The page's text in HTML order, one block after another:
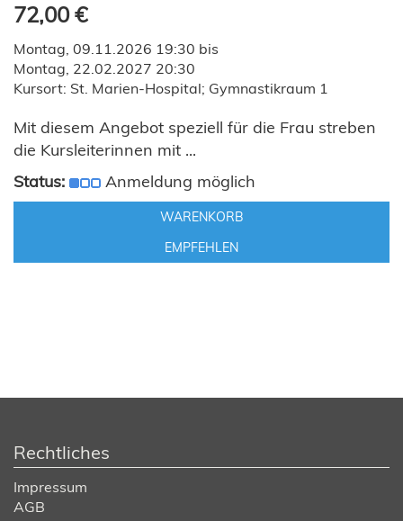
72,00 €
Montag, 09.11.2026 19:30 bis
Montag, 22.02.2027 20:30
Kursort: St. Marien-Hospital; Gymnastikraum 1
Mit diesem Angebot speziell für die Frau streben
die Kursleiterinnen mit ...
Status:
Anmeldung möglich
WARENKORB
EMPFEHLEN
Rechtliches
Impressum
AGB